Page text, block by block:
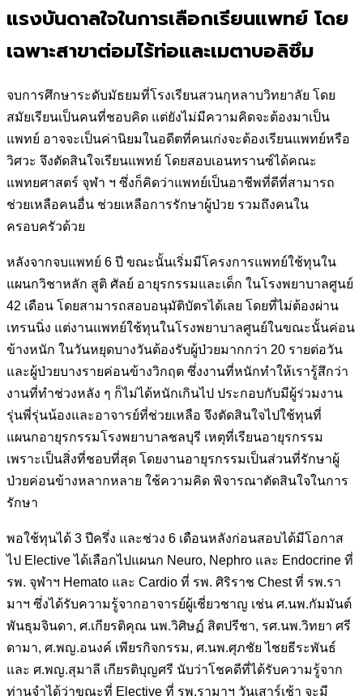
แรงบันดาลใจในการเลือกเรียนแพทย์ โดย
เฉพาะสาขาต่อมไร้ท่อและเมตาบอลิซึม
จบการศึกษาระดับมัธยมที่โรงเรียนสวนกุหลาบวิทยาลัย โดย
สมัยเรียนเป็นคนที่ชอบคิด แต่ยังไม่มีความคิดจะต้องมาเป็น
แพทย์ อาจจะเป็นค่านิยมในอดีตที่คนเก่งจะต้องเรียนแพทย์หรือ
วิศวะ จึงตัดสินใจเรียนแพทย์ โดยสอบเอนทรานซ์ได้คณะ
แพทยศาสตร์ จุฬา ฯ ซึ่งก็คิดว่าแพทย์เป็นอาชีพที่ดีที่สามารถ
ช่วยเหลือคนอื่น ช่วยเหลือการรักษาผู้ป่วย รวมถึงคนใน
ครอบครัวด้วย
หลังจากจบแพทย์ 6 ปี ขณะนั้นเริ่มมีโครงการแพทย์ใช้ทุนใน
แผนกวิชาหลัก สูติ ศัลย์ อายุรกรรมและเด็ก ในโรงพยาบาลศูนย์
42 เดือน โดยสามารถสอบอนุมัติบัตรได้เลย โดยที่ไม่ต้องผ่าน
เทรนนิ่ง แต่งานแพทย์ใช้ทุนในโรงพยาบาลศูนย์ในขณะนั้นค่อน
ข้างหนัก ในวันหยุดบางวันต้องรับผู้ป่วยมากกว่า 20 รายต่อวัน
และผู้ป่วยบางรายค่อนข้างวิกฤต ซึ่งงานที่หนักทำให้เรารู้สึกว่า
งานที่ทำช่วงหลัง ๆ ก็ไม่ได้หนักเกินไป ประกอบกับมีผู้ร่วมงาน
รุ่นพี่รุ่นน้องและอาจารย์ที่ช่วยเหลือ จึงตัดสินใจไปใช้ทุนที่
แผนกอายุรกรรมโรงพยาบาลชลบุรี เหตุที่เรียนอายุรกรรม
เพราะเป็นสิ่งที่ชอบที่สุด โดยงานอายุรกรรมเป็นส่วนที่รักษาผู้
ป่วยค่อนข้างหลากหลาย ใช้ความคิด พิจารณาตัดสินใจในการ
รักษา
พอใช้ทุนได้ 3 ปีครึ่ง และช่วง 6 เดือนหลังก่อนสอบได้มีโอกาส
ไป Elective ได้เลือกไปแผนก Neuro, Nephro และ Endocrine ที่
รพ. จุฬาฯ Hemato และ Cardio ที่ รพ. ศิริราช Chest ที่ รพ.รา
มาฯ ซึ่งได้รับความรู้จากอาจารย์ผู้เชี่ยวชาญ เช่น ศ.นพ.กัมมันต์
พันธุมจินดา, ศ.เกียรติคุณ นพ.วิศิษฏ์ สิตปรีชา, รศ.นพ.วิทยา ศรี
ดามา, ศ.พญ.อนงค์ เพียรกิจกรรม, ศ.นพ.ศุภชัย ไชยธีระพันธ์
และ ศ.พญ.สุมาลี เกียรติบุญศรี นับว่าโชคดีที่ได้รับความรู้จาก
ท่านจำได้ว่าขณะที่ Elective ที่ รพ.รามาฯ วันเสาร์เช้า จะมี